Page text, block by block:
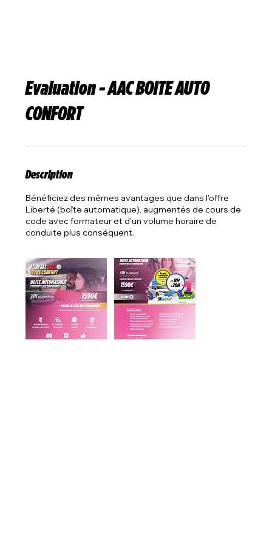
Evaluation - AAC BOITE AUTO
CONFORT
Description
Bénéficiez des mêmes avantages que dans l'offre
Liberté (boîte automatique), augmentés de cours de
code avec formateur et d'un volume horaire de
conduite plus conséquent.